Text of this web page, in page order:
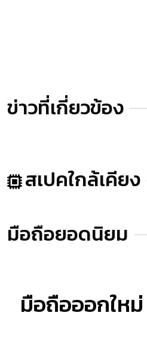
ข่าวที่เกี่ยวข้อง
สเปคใกล้เคียง
มือถือยอดนิยม
มือถือออกใหม่